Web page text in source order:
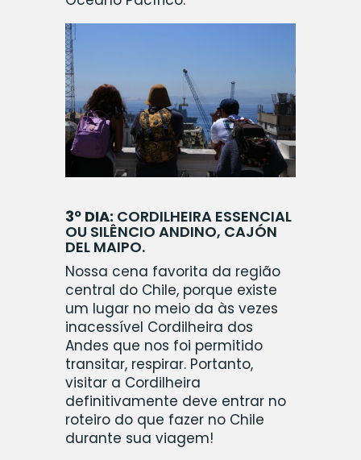
3º DIA: CORDILHEIRA ESSENCIAL
OU SILÊNCIO ANDINO, CAJÓN
DEL MAIPO.
Nossa cena favorita da região
central do Chile, porque existe
um lugar no meio da às vezes
inacessível Cordilheira dos
Andes que nos foi permitido
transitar, respirar. Portanto,
visitar a Cordilheira
definitivamente deve entrar no
roteiro do que fazer no Chile
durante sua viagem!